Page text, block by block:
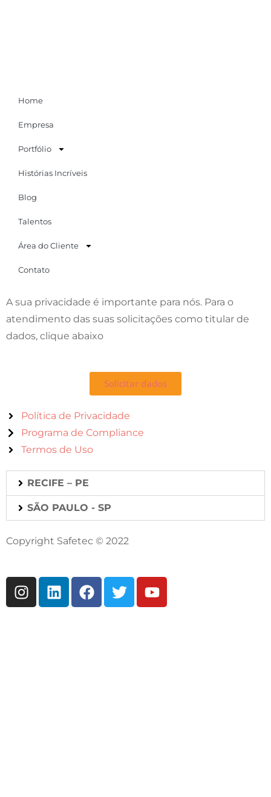
Home
Empresa
Portfólio
Histórias Incríveis
Blog
Talentos
Área do Cliente
Contato
A sua privacidade é importante para nós. Para o
atendimento das suas solicitações como titular de
dados, clique abaixo
Solicitar dados
Política de Privacidade
Programa de Compliance
Termos de Uso
RECIFE – PE
SÃO PAULO - SP
Copyright Safetec © 2022